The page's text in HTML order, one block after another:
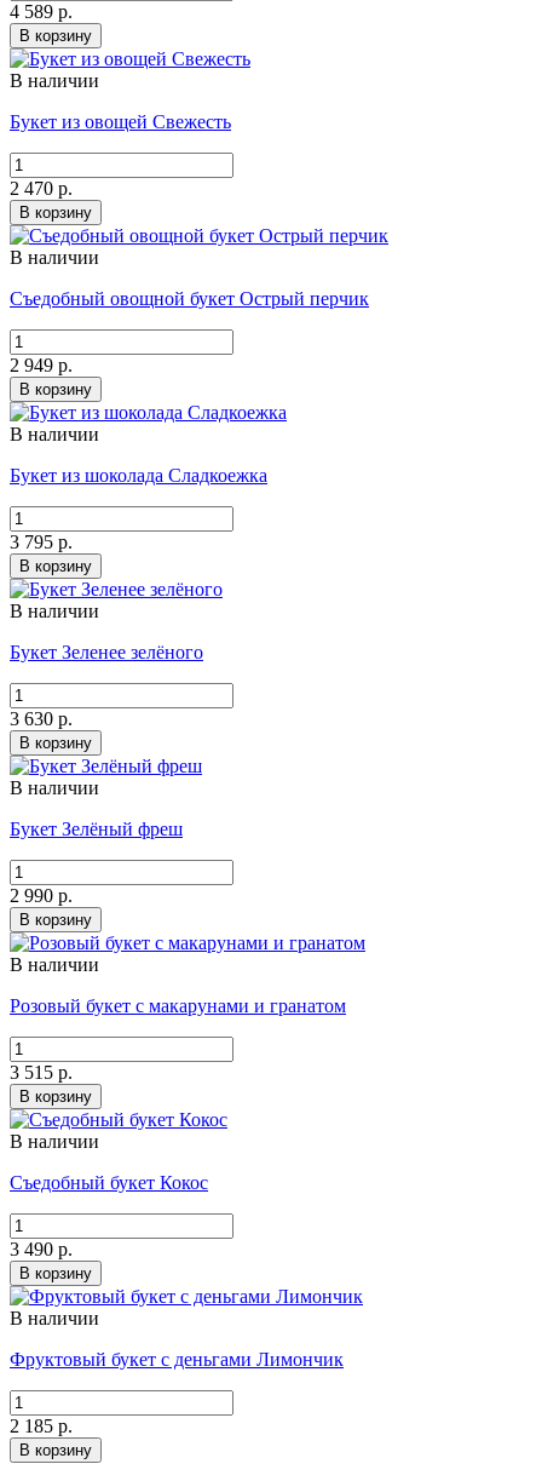
4 589 р.
В корзину
В наличии
Букет из овощей Свежесть
2 470 р.
В корзину
В наличии
Съедобный овощной букет Острый перчик
2 949 р.
В корзину
В наличии
Букет из шоколада Сладкоежка
3 795 р.
В корзину
В наличии
Букет Зеленее зелёного
3 630 р.
В корзину
В наличии
Букет Зелёный фреш
2 990 р.
В корзину
В наличии
Розовый букет с макарунами и гранатом
3 515 р.
В корзину
В наличии
Съедобный букет Кокос
3 490 р.
В корзину
В наличии
Фруктовый букет с деньгами Лимончик
2 185 р.
В корзину